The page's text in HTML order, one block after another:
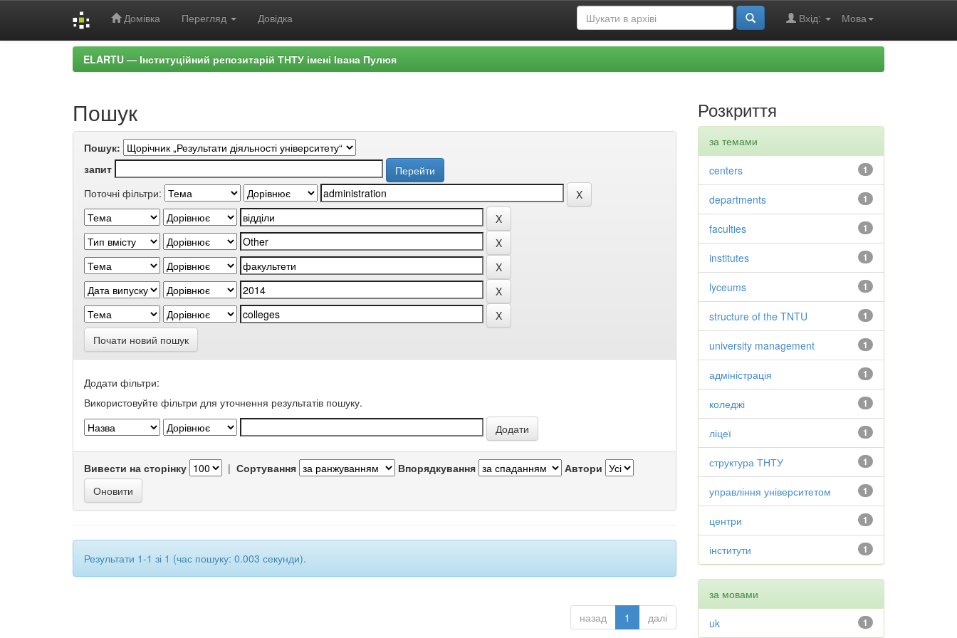
Домівка Перегляд Довідка Мова
Вхід:
ELARTU — Інституційний репозитарій ТНТУ імені Івана Пулюя
Пошук
Пошук:
запит
Поточні фільтри:
Почати новий пошук
Додати фільтри:
Використовуйте фільтри для уточнення результатів пошуку.
Вивести на сторінку | Сортування Впорядкування Автори
Результати 1-1 зі 1 (час пошуку: 0.003 секунди).
назад 1 далі
Розкриття
за темами
1
centers
1
departments
1
faculties
1
institutes
1
lyceums
1
structure of the TNTU
1
university management
1
адміністрація
1
коледжі
1
ліцеї
1
структура ТНТУ
1
управління університетом
1
центри
1
інститути
за мовами
1
uk